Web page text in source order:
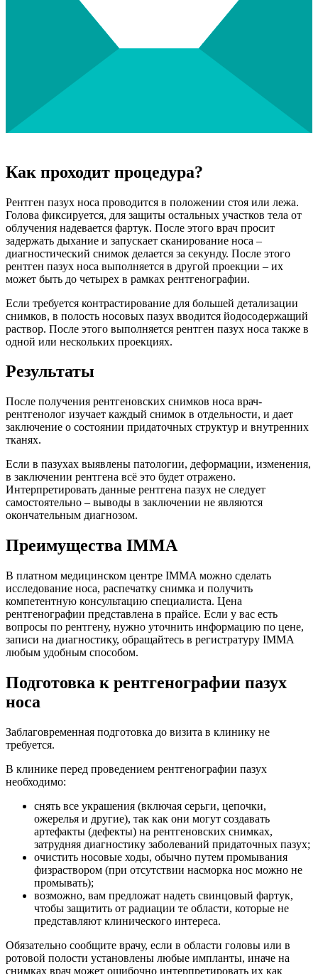
Как проходит процедура?
Рентген пазух носа проводится в положении стоя или лежа.
Голова фиксируется, для защиты остальных участков тела от
облучения надевается фартук. После этого врач просит
задержать дыхание и запускает сканирование носа –
диагностический снимок делается за секунду. После этого
рентген пазух носа выполняется в другой проекции – их
может быть до четырех в рамках рентгенографии.
Если требуется контрастирование для большей детализации
снимков, в полость носовых пазух вводится йодосодержащий
раствор. После этого выполняется рентген пазух носа также в
одной или нескольких проекциях.
Результаты
После получения рентгеновских снимков носа врач-
рентгенолог изучает каждый снимок в отдельности, и дает
заключение о состоянии придаточных структур и внутренних
тканях.
Если в пазухах выявлены патологии, деформации, изменения,
в заключении рентгена всё это будет отражено.
Интерпретировать данные рентгена пазух не следует
самостоятельно – выводы в заключении не являются
окончательным диагнозом.
Преимущества IMMA
В платном медицинском центре IMMA можно сделать
исследование носа, распечатку снимка и получить
компетентную консультацию специалиста. Цена
рентгенографии представлена в прайсе. Если у вас есть
вопросы по рентгену, нужно уточнить информацию по цене,
записи на диагностику, обращайтесь в регистратуру IMMA
любым удобным способом.
Подготовка к рентгенографии пазух
носа
Заблаговременная подготовка до визита в клинику не
требуется.
В клинике перед проведением рентгенографии пазух
необходимо:
снять все украшения (включая серьги, цепочки,
ожерелья и другие), так как они могут создавать
артефакты (дефекты) на рентгеновских снимках,
затрудняя диагностику заболеваний придаточных пазух;
очистить носовые ходы, обычно путем промывания
физраствором (при отсутствии насморка нос можно не
промывать);
возможно, вам предложат надеть свинцовый фартук,
чтобы защитить от радиации те области, которые не
представляют клинического интереса.
Обязательно сообщите врачу, если в области головы или в
ротовой полости установлены любые импланты, иначе на
снимках врач может ошибочно интерпретировать их как